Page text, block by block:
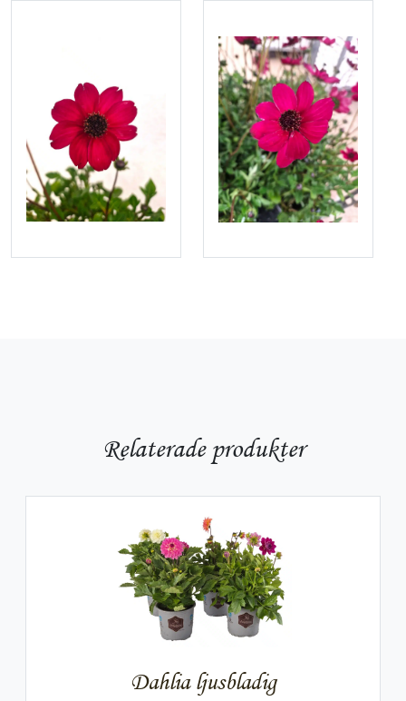
Relaterade produkter
Dahlia ljusbladig